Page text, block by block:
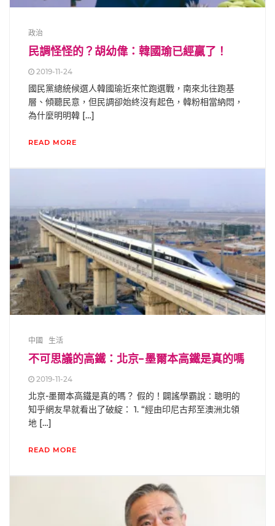
政治
民調怪怪的？胡幼偉：韓國瑜已經贏了！
2019-11-24
國民黨總統候選人韓國瑜近來忙跑選戰，南來北往跑基
層、傾聽民意，但民調卻始終沒有起色，韓粉相當納悶，
為什麼明明韓 […]
READ MORE
中國 生活
不可思議的高鐵：北京-墨爾本高鐵是真的嗎
2019-11-24
北京-墨爾本高鐵是真的嗎？ 假的！闢謠學霸說∶聰明的
知乎網友早就看出了破綻： 1. “經由印尼古邦至澳洲北領
地 […]
READ MORE